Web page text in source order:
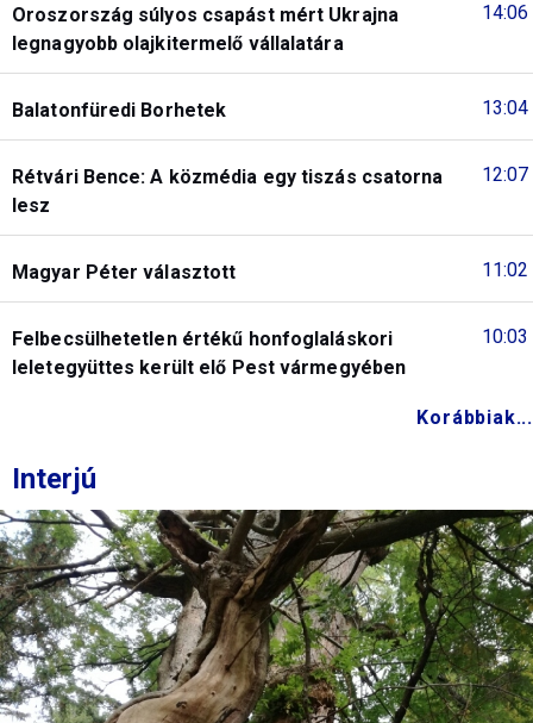
14:06
Oroszország súlyos csapást mért Ukrajna
legnagyobb olajkitermelő vállalatára
13:04
Balatonfüredi Borhetek
12:07
Rétvári Bence: A közmédia egy tiszás csatorna
lesz
11:02
Magyar Péter választott
10:03
Felbecsülhetetlen értékű honfoglaláskori
leletegyüttes került elő Pest vármegyében
Korábbiak...
Interjú